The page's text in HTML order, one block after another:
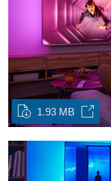
1.93 MB